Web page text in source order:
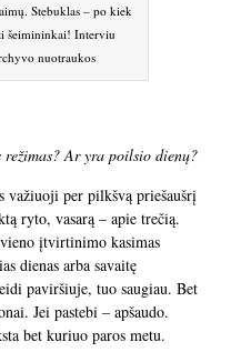
Stebuklas – po kiek
šeimininkai! Interviu
nuotraukos
Ar yra poilsio dienų?
per pilkšvą priešaušrį
ryto, vasarą – apie trečią.
įtvirtinimo kasimas
dienas arba savaitę
paviršiuje, tuo saugiau. Bet
Jei pastebi – apšaudo.
bet kuriuo paros metu.